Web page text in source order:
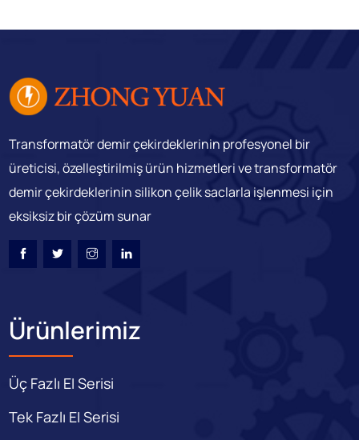
Transformatör demir çekirdeklerinin profesyonel bir
üreticisi, özelleştirilmiş ürün hizmetleri ve transformatör
demir çekirdeklerinin silikon çelik saclarla işlenmesi için
eksiksiz bir çözüm sunar
Ürünlerimiz
Üç Fazlı EI Serisi
Tek Fazlı EI Serisi